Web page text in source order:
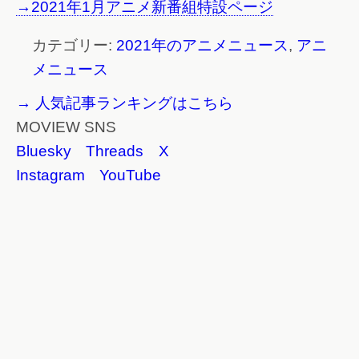
→2021年1月アニメ新番組特設ページ
カテゴリー: 2021年のアニメニュース, アニ
メニュース
→ 人気記事ランキングはこちら
MOVIEW SNS
Bluesky
Threads
X
Instagram
YouTube